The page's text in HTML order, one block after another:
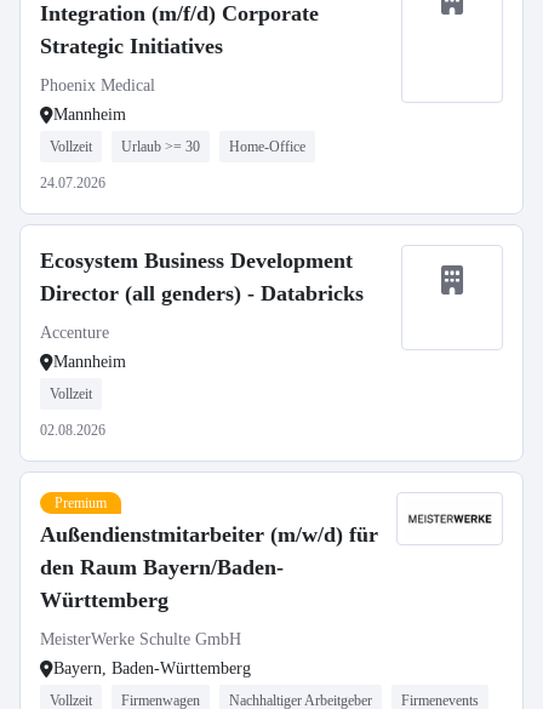
Integration (m/f/d) Corporate
Strategic Initiatives
Phoenix Medical
Mannheim
Vollzeit Urlaub >= 30 Home-Office
24.07.2026
Ecosystem Business Development
Director (all genders) - Databricks
Accenture
Mannheim
Vollzeit
02.08.2026
Premium
Außendienstmitarbeiter (m/w/d) für
den Raum Bayern/Baden-
Württemberg
MeisterWerke Schulte GmbH
Bayern, Baden-Württemberg
Vollzeit Firmenwagen Nachhaltiger Arbeitgeber Firmenevents